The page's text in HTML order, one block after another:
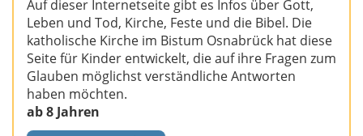
Auf dieser Internetseite gibt es Infos über Gott,
Leben und Tod, Kirche, Feste und die Bibel. Die
katholische Kirche im Bistum Osnabrück hat diese
Seite für Kinder entwickelt, die auf ihre Fragen zum
Glauben möglichst verständliche Antworten
haben möchten.
ab 8 Jahren